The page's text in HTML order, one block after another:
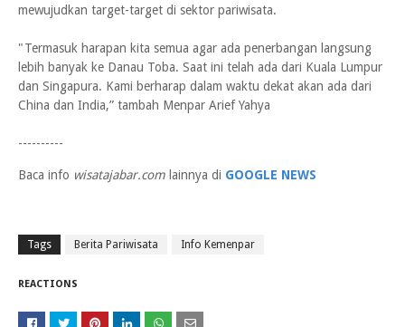
mewujudkan target-target di sektor pariwisata.
"Termasuk harapan kita semua agar ada penerbangan langsung
lebih banyak ke Danau Toba. Saat ini telah ada dari Kuala Lumpur
dan Singapura. Kami berharap dalam waktu dekat akan ada dari
China dan India,” tambah Menpar Arief Yahya
----------
Baca info wisatajabar.com lainnya di GOOGLE NEWS
Tags Berita Pariwisata Info Kemenpar
REACTIONS